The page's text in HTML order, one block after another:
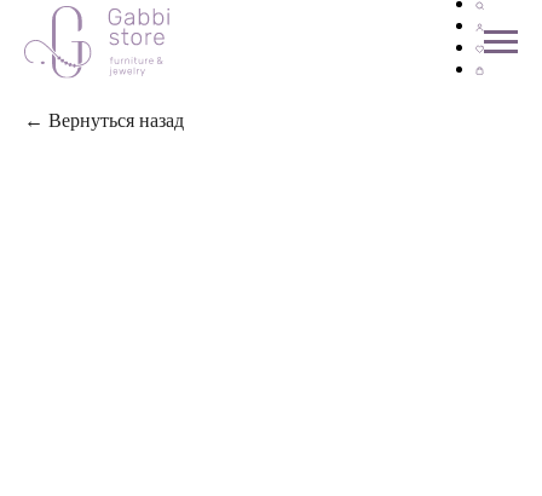
← Вернуться назад